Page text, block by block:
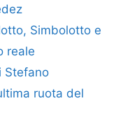
Simbolotto e
reale
Stefano
ruota del